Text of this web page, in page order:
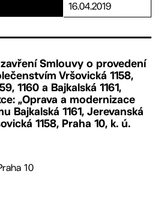
16.04.2019
Smlouvy o provedení
Vršovická 1158,
1160 a Bajkalská 1161,
„Oprava a modernizace
Bajkalská 1161, Jerevanská
1158, Praha 10, k. ú.
10